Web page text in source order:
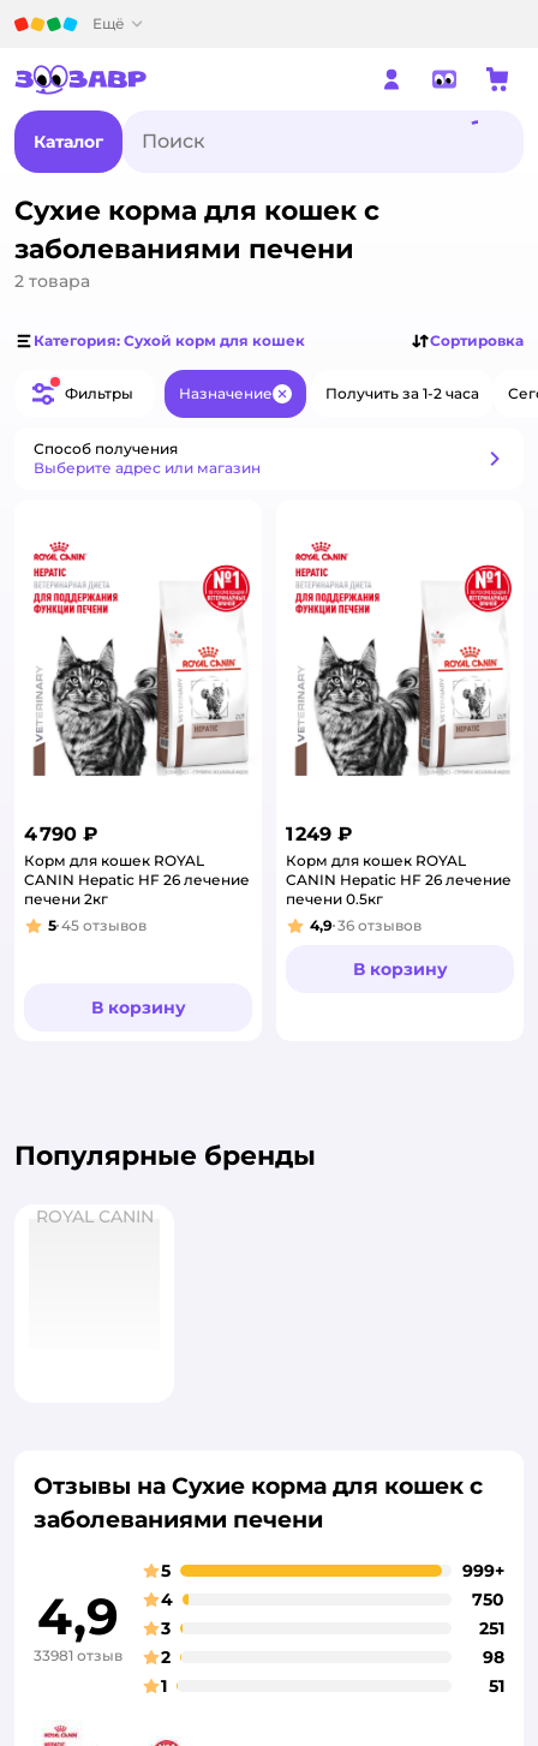
Ещё
Каталог
Сухие корма для кошек с
заболеваниями печени
2 товара
Категория: Сухой корм для кошек Сортировка
Фильтры Назначение ЗакрытьПолучить за 1-2 часа
Способ получения
Выберите адрес или магазин
4 790 ₽
Корм для кошек ROYAL
CANIN Hepatic HF 26 лечение
печени 2кг
Рейтинг:
5 45 отзывов
В корзину
1 249 ₽
Корм для кошек ROYAL
CANIN Hepatic HF 26 лечение
печени 0.5кг
Рейтинг:
4,9 36 отзывов
В корзину
Популярные бренды
ROYAL CANIN
Отзывы на Сухие корма для кошек с
заболеваниями печени
4,9
33981 отзыв
5
999+
4
750
3
251
2
98
1
51